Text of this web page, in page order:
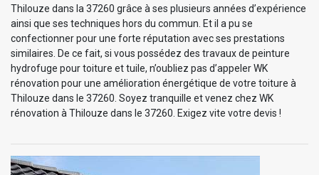
Thilouze dans la 37260 grâce à ses plusieurs années d’expérience
ainsi que ses techniques hors du commun. Et il a pu se
confectionner pour une forte réputation avec ses prestations
similaires. De ce fait, si vous possédez des travaux de peinture
hydrofuge pour toiture et tuile, n’oubliez pas d’appeler WK
rénovation pour une amélioration énergétique de votre toiture à
Thilouze dans le 37260. Soyez tranquille et venez chez WK
rénovation à Thilouze dans le 37260. Exigez vite votre devis !